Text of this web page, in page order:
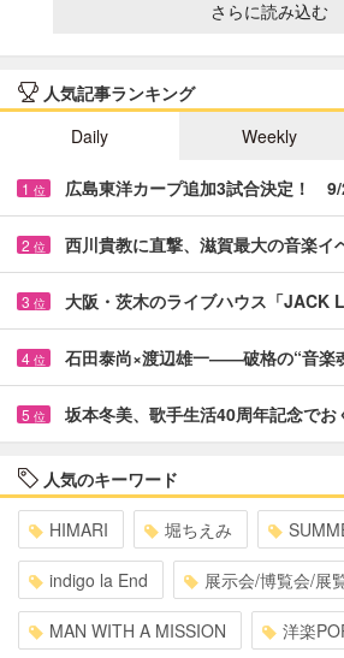
さらに読み込む
人気記事ランキング
Daily
Weekly
1 位 広島東洋カープ追加3試合決定！
2 位 西川貴教に直撃、滋賀最大の音楽
3 位 大阪・茨木のライブハウス「JACK
4 位 石田泰尚×渡辺雄一――破格の“音
5 位 坂本冬美、歌手生活40周年記念で
人気のキーワード
HIMARI 堀ちえみ
indigo la End 展示会/博覧会/展
MAN WITH A MISSION 洋楽